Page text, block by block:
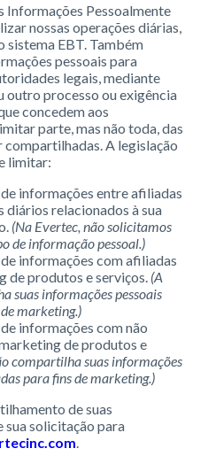
Informações Pessoalmente
nossas operações diárias,
sistema EBT. Também
pessoais para
legais, mediante
outro processo ou exigência
concedem aos
parte, mas não toda, das
A legislação
limitar:
informações entre afiliadas
diários relacionados à sua
(Na Evertec, não solicitamos
de informação pessoal.)
informações com afiliadas
de produtos e serviços. (A
suas informações pessoais
marketing.)
informações com não
de produtos e
compartilha suas informações
para fins de marketing.)
de suas
sua solicitação para